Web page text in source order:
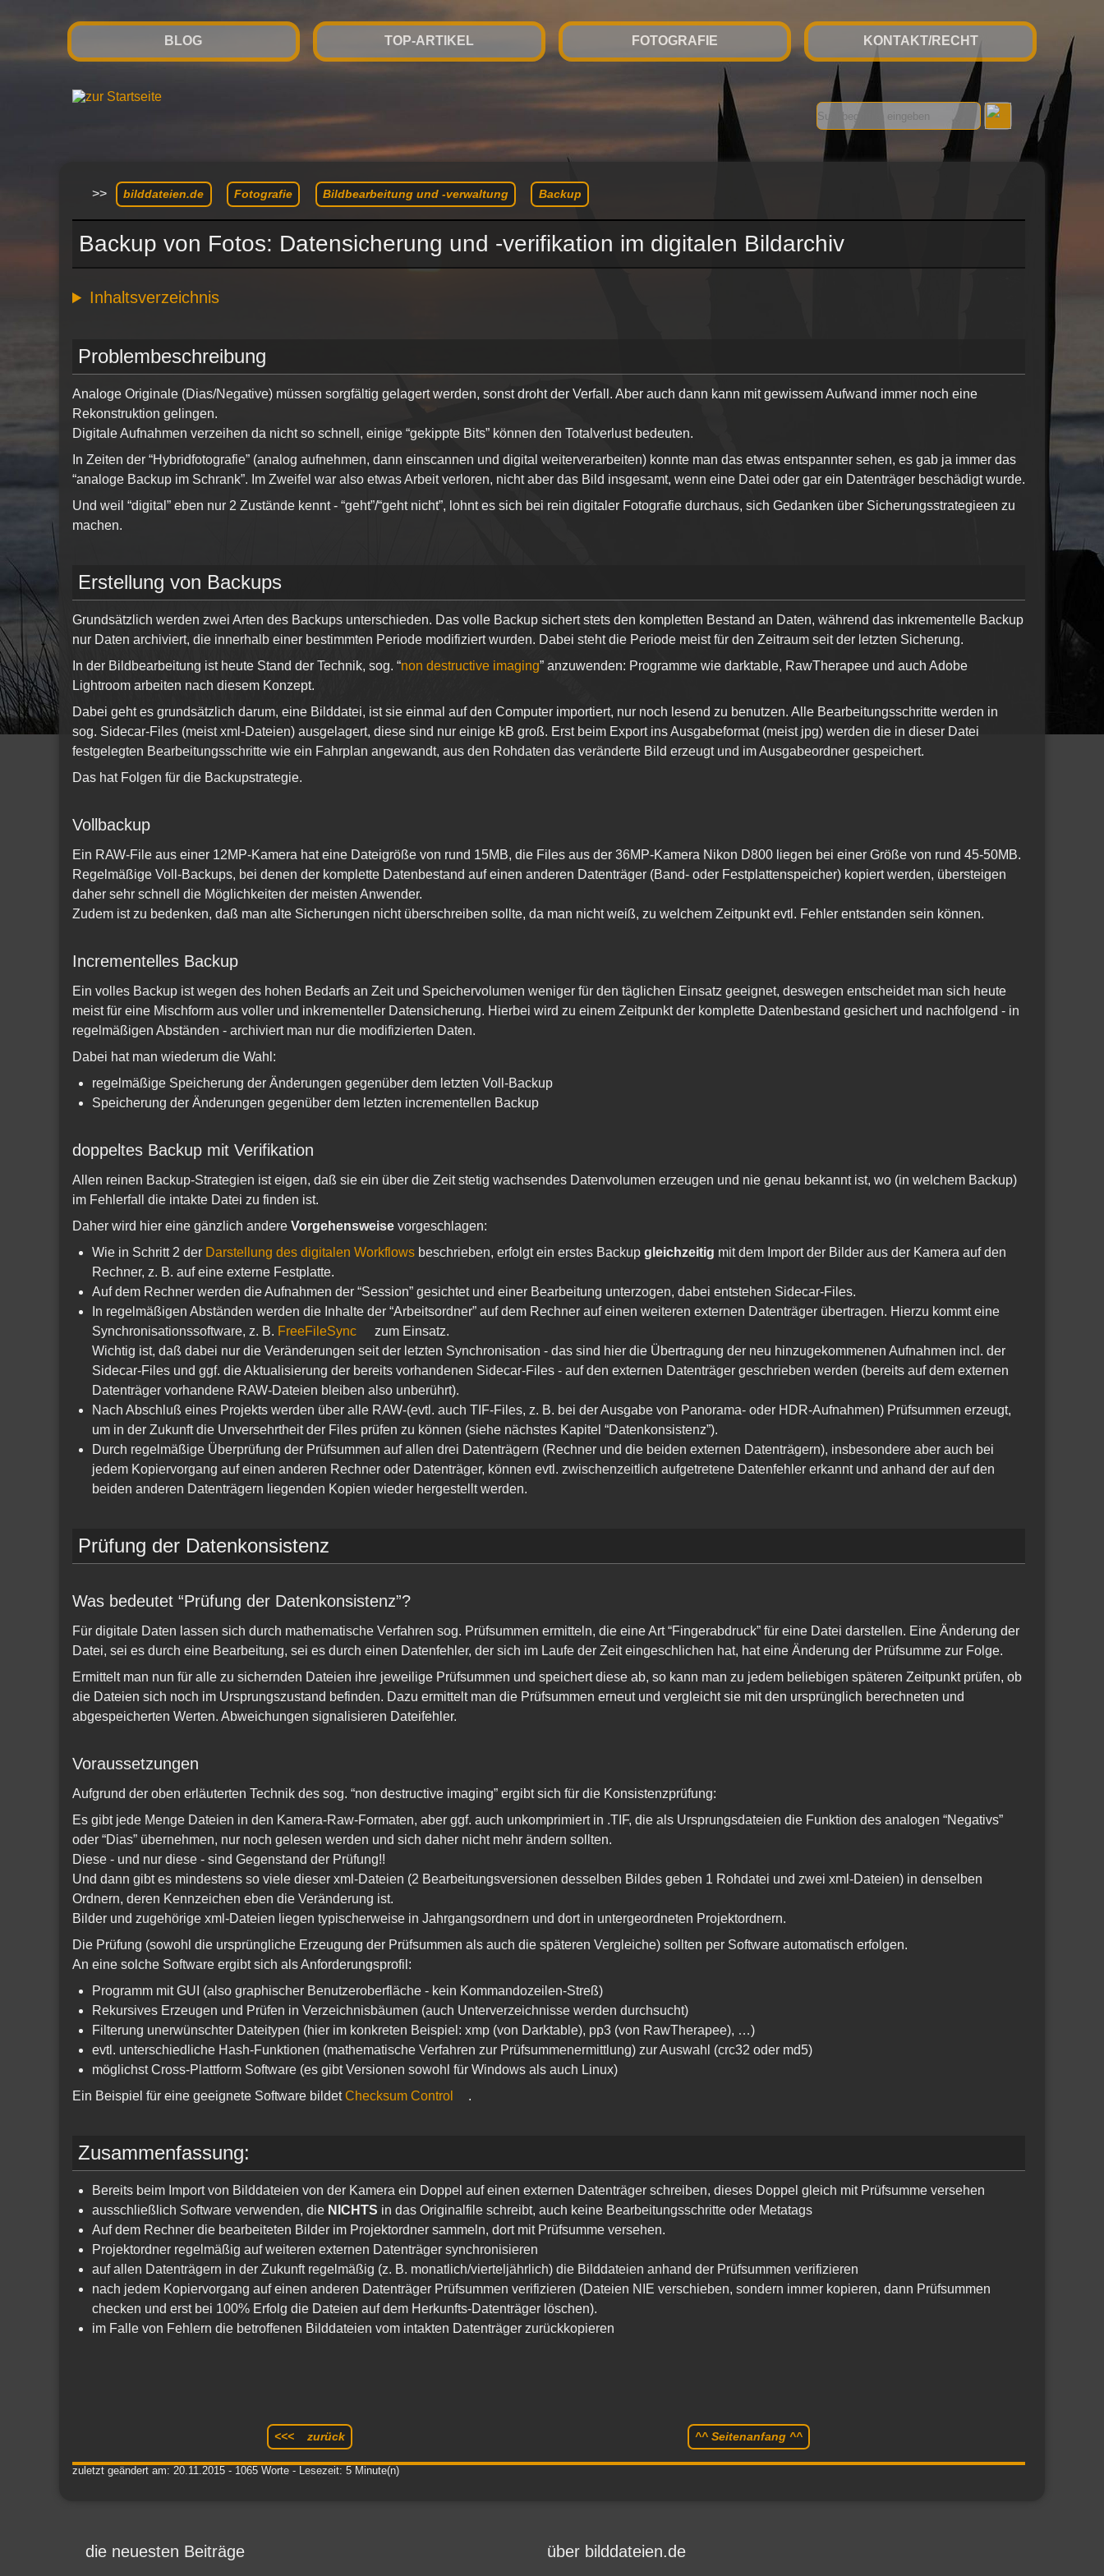
BLOG TOP-ARTIKEL FOTOGRAFIE KONTAKT/RECHT
>> bilddateien.de Fotografie Bildbearbeitung und -verwaltung Backup
Backup von Fotos: Datensicherung und -verifikation im digitalen Bildarchiv
Inhaltsverzeichnis
Problembeschreibung
Analoge Originale (Dias/Negative) müssen sorgfältig gelagert werden, sonst droht der Verfall. Aber auch dann kann mit gewissem Aufwand immer noch eine
Rekonstruktion gelingen.
Digitale Aufnahmen verzeihen da nicht so schnell, einige “gekippte Bits” können den Totalverlust bedeuten.
In Zeiten der “Hybridfotografie” (analog aufnehmen, dann einscannen und digital weiterverarbeiten) konnte man das etwas entspannter sehen, es gab ja immer das
“analoge Backup im Schrank”. Im Zweifel war also etwas Arbeit verloren, nicht aber das Bild insgesamt, wenn eine Datei oder gar ein Datenträger beschädigt wurde.
Und weil “digital” eben nur 2 Zustände kennt - “geht”/“geht nicht”, lohnt es sich bei rein digitaler Fotografie durchaus, sich Gedanken über Sicherungsstrategieen zu
machen.
Erstellung von Backups
Grundsätzlich werden zwei Arten des Backups unterschieden. Das volle Backup sichert stets den kompletten Bestand an Daten, während das inkrementelle Backup
nur Daten archiviert, die innerhalb einer bestimmten Periode modifiziert wurden. Dabei steht die Periode meist für den Zeitraum seit der letzten Sicherung.
In der Bildbearbeitung ist heute Stand der Technik, sog. “non destructive imaging” anzuwenden: Programme wie darktable, RawTherapee und auch Adobe
Lightroom arbeiten nach diesem Konzept.
Dabei geht es grundsätzlich darum, eine Bilddatei, ist sie einmal auf den Computer importiert, nur noch lesend zu benutzen. Alle Bearbeitungsschritte werden in
sog. Sidecar-Files (meist xml-Dateien) ausgelagert, diese sind nur einige kB groß. Erst beim Export ins Ausgabeformat (meist jpg) werden die in dieser Datei
festgelegten Bearbeitungsschritte wie ein Fahrplan angewandt, aus den Rohdaten das veränderte Bild erzeugt und im Ausgabeordner gespeichert.
Das hat Folgen für die Backupstrategie.
Vollbackup
Ein RAW-File aus einer 12MP-Kamera hat eine Dateigröße von rund 15MB, die Files aus der 36MP-Kamera Nikon D800 liegen bei einer Größe von rund 45-50MB.
Regelmäßige Voll-Backups, bei denen der komplette Datenbestand auf einen anderen Datenträger (Band- oder Festplattenspeicher) kopiert werden, übersteigen
daher sehr schnell die Möglichkeiten der meisten Anwender.
Zudem ist zu bedenken, daß man alte Sicherungen nicht überschreiben sollte, da man nicht weiß, zu welchem Zeitpunkt evtl. Fehler entstanden sein können.
Incrementelles Backup
Ein volles Backup ist wegen des hohen Bedarfs an Zeit und Speichervolumen weniger für den täglichen Einsatz geeignet, deswegen entscheidet man sich heute
meist für eine Mischform aus voller und inkrementeller Datensicherung. Hierbei wird zu einem Zeitpunkt der komplette Datenbestand gesichert und nachfolgend - in
regelmäßigen Abständen - archiviert man nur die modifizierten Daten.
Dabei hat man wiederum die Wahl:
regelmäßige Speicherung der Änderungen gegenüber dem letzten Voll-Backup
Speicherung der Änderungen gegenüber dem letzten incrementellen Backup
doppeltes Backup mit Verifikation
Allen reinen Backup-Strategien ist eigen, daß sie ein über die Zeit stetig wachsendes Datenvolumen erzeugen und nie genau bekannt ist, wo (in welchem Backup)
im Fehlerfall die intakte Datei zu finden ist.
Daher wird hier eine gänzlich andere Vorgehensweise vorgeschlagen:
Wie in Schritt 2 der Darstellung des digitalen Workflows beschrieben, erfolgt ein erstes Backup gleichzeitig mit dem Import der Bilder aus der Kamera auf den
Rechner, z. B. auf eine externe Festplatte.
Auf dem Rechner werden die Aufnahmen der “Session” gesichtet und einer Bearbeitung unterzogen, dabei entstehen Sidecar-Files.
In regelmäßigen Abständen werden die Inhalte der “Arbeitsordner” auf dem Rechner auf einen weiteren externen Datenträger übertragen. Hierzu kommt eine
Synchronisationssoftware, z. B. FreeFileSync
zum Einsatz.
Wichtig ist, daß dabei nur die Veränderungen seit der letzten Synchronisation - das sind hier die Übertragung der neu hinzugekommenen Aufnahmen incl. der
Sidecar-Files und ggf. die Aktualisierung der bereits vorhandenen Sidecar-Files - auf den externen Datenträger geschrieben werden (bereits auf dem externen
Datenträger vorhandene RAW-Dateien bleiben also unberührt).
Nach Abschluß eines Projekts werden über alle RAW-(evtl. auch TIF-Files, z. B. bei der Ausgabe von Panorama- oder HDR-Aufnahmen) Prüfsummen erzeugt,
um in der Zukunft die Unversehrtheit der Files prüfen zu können (siehe nächstes Kapitel “Datenkonsistenz”).
Durch regelmäßige Überprüfung der Prüfsummen auf allen drei Datenträgern (Rechner und die beiden externen Datenträgern), insbesondere aber auch bei
jedem Kopiervorgang auf einen anderen Rechner oder Datenträger, können evtl. zwischenzeitlich aufgetretene Datenfehler erkannt und anhand der auf den
beiden anderen Datenträgern liegenden Kopien wieder hergestellt werden.
Prüfung der Datenkonsistenz
Was bedeutet “Prüfung der Datenkonsistenz”?
Für digitale Daten lassen sich durch mathematische Verfahren sog. Prüfsummen ermitteln, die eine Art “Fingerabdruck” für eine Datei darstellen. Eine Änderung der
Datei, sei es durch eine Bearbeitung, sei es durch einen Datenfehler, der sich im Laufe der Zeit eingeschlichen hat, hat eine Änderung der Prüfsumme zur Folge.
Ermittelt man nun für alle zu sichernden Dateien ihre jeweilige Prüfsummen und speichert diese ab, so kann man zu jedem beliebigen späteren Zeitpunkt prüfen, ob
die Dateien sich noch im Ursprungszustand befinden. Dazu ermittelt man die Prüfsummen erneut und vergleicht sie mit den ursprünglich berechneten und
abgespeicherten Werten. Abweichungen signalisieren Dateifehler.
Voraussetzungen
Aufgrund der oben erläuterten Technik des sog. “non destructive imaging” ergibt sich für die Konsistenzprüfung:
Es gibt jede Menge Dateien in den Kamera-Raw-Formaten, aber ggf. auch unkomprimiert in .TIF, die als Ursprungsdateien die Funktion des analogen “Negativs”
oder “Dias” übernehmen, nur noch gelesen werden und sich daher nicht mehr ändern sollten.
Diese - und nur diese - sind Gegenstand der Prüfung!!
Und dann gibt es mindestens so viele dieser xml-Dateien (2 Bearbeitungsversionen desselben Bildes geben 1 Rohdatei und zwei xml-Dateien) in denselben
Ordnern, deren Kennzeichen eben die Veränderung ist.
Bilder und zugehörige xml-Dateien liegen typischerweise in Jahrgangsordnern und dort in untergeordneten Projektordnern.
Die Prüfung (sowohl die ursprüngliche Erzeugung der Prüfsummen als auch die späteren Vergleiche) sollten per Software automatisch erfolgen.
An eine solche Software ergibt sich als Anforderungsprofil:
Programm mit GUI (also graphischer Benutzeroberfläche - kein Kommandozeilen-Streß)
Rekursives Erzeugen und Prüfen in Verzeichnisbäumen (auch Unterverzeichnisse werden durchsucht)
Filterung unerwünschter Dateitypen (hier im konkreten Beispiel: xmp (von Darktable), pp3 (von RawTherapee), …)
evtl. unterschiedliche Hash-Funktionen (mathematische Verfahren zur Prüfsummenermittlung) zur Auswahl (crc32 oder md5)
möglichst Cross-Plattform Software (es gibt Versionen sowohl für Windows als auch Linux)
Ein Beispiel für eine geeignete Software bildetChecksum Control .
Zusammenfassung:
Bereits beim Import von Bilddateien von der Kamera ein Doppel auf einen externen Datenträger schreiben, dieses Doppel gleich mit Prüfsumme versehen
ausschließlich Software verwenden, die NICHTS in das Originalfile schreibt, auch keine Bearbeitungsschritte oder Metatags
Auf dem Rechner die bearbeiteten Bilder im Projektordner sammeln, dort mit Prüfsumme versehen.
Projektordner regelmäßig auf weiteren externen Datenträger synchronisieren
auf allen Datenträgern in der Zukunft regelmäßig (z. B. monatlich/vierteljährlich) die Bilddateien anhand der Prüfsummen verifizieren
nach jedem Kopiervorgang auf einen anderen Datenträger Prüfsummen verifizieren (Dateien NIE verschieben, sondern immer kopieren, dann Prüfsummen
checken und erst bei 100% Erfolg die Dateien auf dem Herkunfts-Datenträger löschen).
im Falle von Fehlern die betroffenen Bilddateien vom intakten Datenträger zurückkopieren
<<< zurück ^^ Seitenanfang ^^
zuletzt geändert am: 20.11.2015 - 1065 Worte - Lesezeit: 5 Minute(n)
die neuesten Beiträge über bilddateien.de